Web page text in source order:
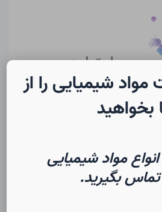
سایت لرن
شیمی
شیمی | فرهنگ
شیمیایی را از
بخواهید
مواد شیمیایی
تماس بگیرید.